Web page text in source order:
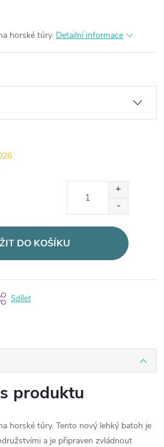
horské túry. Detailní informace
DO KOŠÍKU
Sdílet
produktu
horské túry. Tento nový lehký batoh je
a je připraven zvládnout